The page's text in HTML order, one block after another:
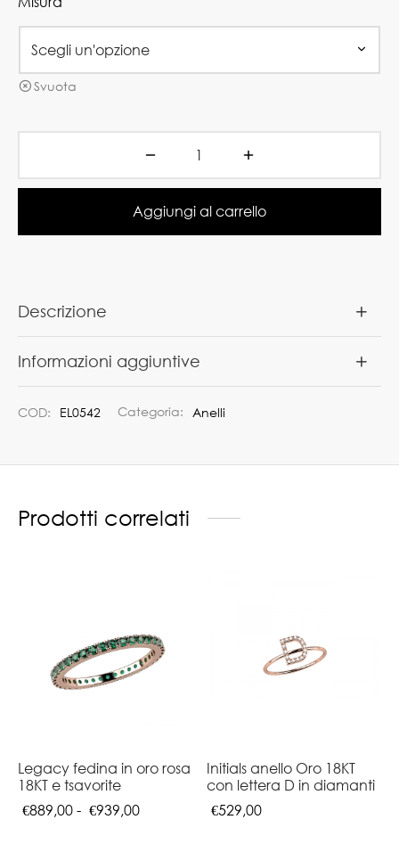
Svuota
Aggiungi al carrello
Descrizione
Informazioni aggiuntive
COD: EL0542 Categoria: Anelli
Prodotti correlati
Legacy fedina in oro rosa
18KT e tsavorite
€889,00 - €939,00Fascia
Initials anello Oro 18KT
con lettera D in diamanti
€529,00